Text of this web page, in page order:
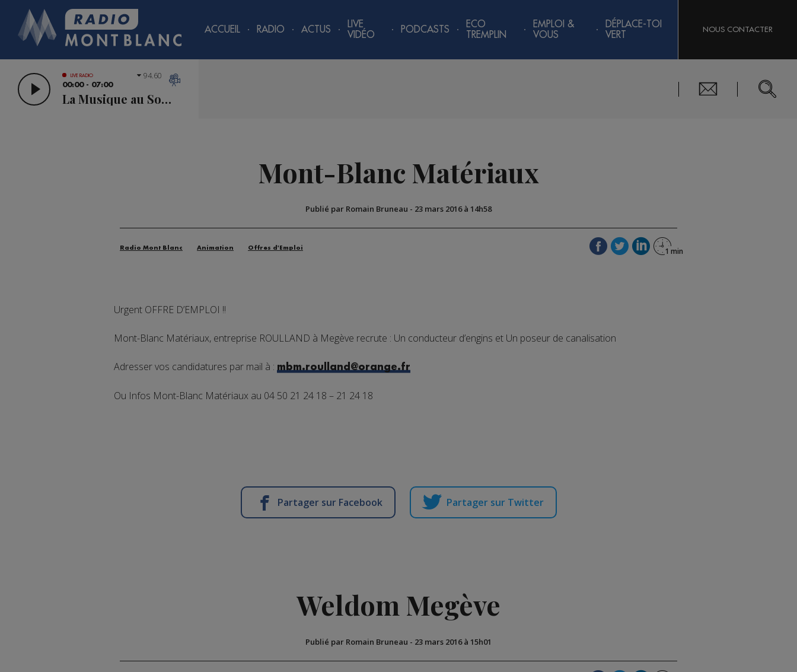
ACCUEIL RADIO ACTUS
LIVE
VIDÉO
PODCASTS
ECO
TREMPLIN
EMPLOI &
VOUS
DÉPLACE-TOI
VERT
NOUS CONTACTER
LIVE RADIO
00:00 - 07:00
La Musique au Sommet
94.60
Mont-Blanc Matériaux
Publié par Romain Bruneau - 23 mars 2016 à 14h58
Radio Mont Blanc Animation Offres d'Emploi
Urgent OFFRE D’EMPLOI !!
Mont-Blanc Matériaux, entreprise ROULLAND à Megève recrute : Un conducteur d’engins et Un poseur de canalisation
Adresser vos candidatures par mail à : mbm.roulland@orange.fr
Ou Infos Mont-Blanc Matériaux au 04 50 21 24 18 – 21 24 18
Partager sur Facebook Partager sur Twitter
Weldom Megève
Publié par Romain Bruneau - 23 mars 2016 à 15h01